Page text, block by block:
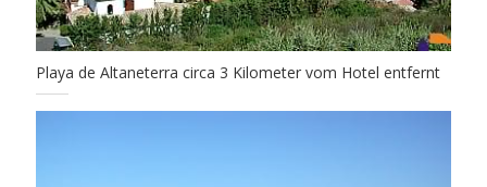
Playa de Altaneterra circa 3 Kilometer vom Hotel entfernt